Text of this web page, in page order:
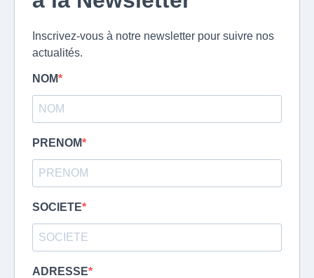
Inscrivez-vous à notre newsletter pour suivre nos
actualités.
NOM
PRENOM
SOCIETE
ADRESSE